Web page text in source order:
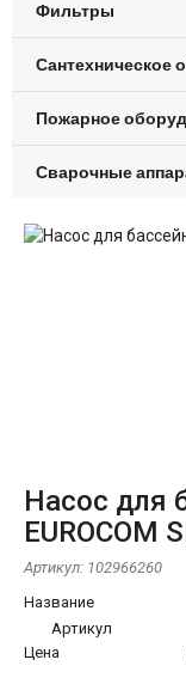
Фильтры
Сантехническое
Пожарное
Сварочные
Насос для
EUROCOM
Артикул: 102966260
Название
Артикул
Цена